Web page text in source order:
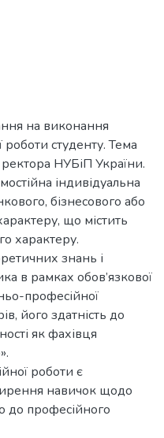
на виконання
роботи студенту. Тема
НУБіП України.
індивідуальна
бізнесового або
що містить
характеру.
знань і
в рамках обов’язкової
професійної
його здатність до
як фахівця
роботи є
навичок щодо
до професійного